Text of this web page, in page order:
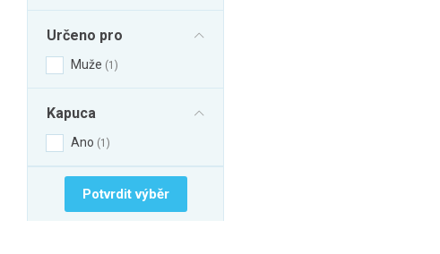
Určeno pro
Muže 1
Kapuca
Ano 1
Potvrdit výběr